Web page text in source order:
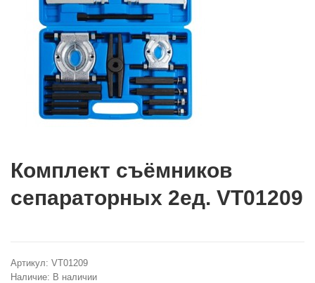
Комплект съёмников
сепараторных 2ед. VT01209
Артикул: VT01209
Наличие: В наличии